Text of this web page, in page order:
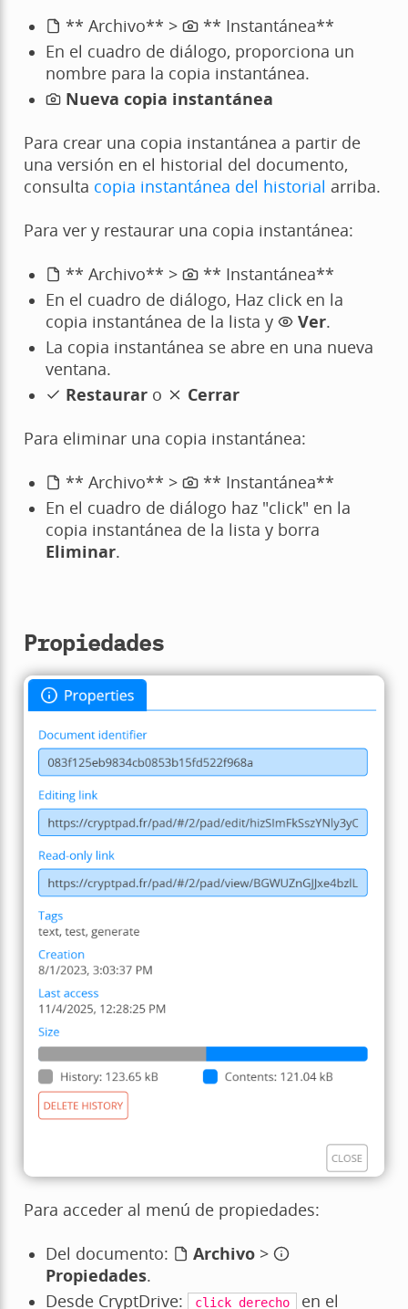
** Archivo** >
** Instantánea**
En el cuadro de diálogo, proporciona un
nombre para la copia instantánea.
Nueva copia instantánea
Para crear una copia instantánea a partir de
una versión en el historial del documento,
consulta copia instantánea del historial arriba.
Para ver y restaurar una copia instantánea:
** Archivo** >
** Instantánea**
En el cuadro de diálogo, Haz click en la
copia instantánea de la lista y
Ver.
La copia instantánea se abre en una nueva
ventana.
Restaurar o
Cerrar
Para eliminar una copia instantánea:
** Archivo** >
** Instantánea**
En el cuadro de diálogo haz "click" en la
copia instantánea de la lista y borra
Eliminar.
Propiedades
Para acceder al menú de propiedades:
Del documento:
Archivo >
Propiedades.
Desde CryptDrive:
click derecho
en el